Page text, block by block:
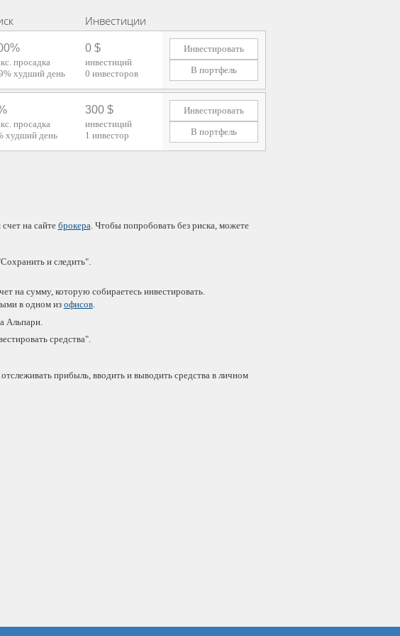
Инвестиции
просадка
худший день
0 $
инвестиций
0 инвесторов
Инвестировать
В портфель
просадка
худший день
300 $
инвестиций
1 инвестор
Инвестировать
В портфель
на сайте брокера . Чтобы попробовать без риска, можете
и следить".
на сумму, которую собираетесь инвестировать.
в одном из офисов.
Альпари.
средства".
прибыль, вводить и выводить средства в личном